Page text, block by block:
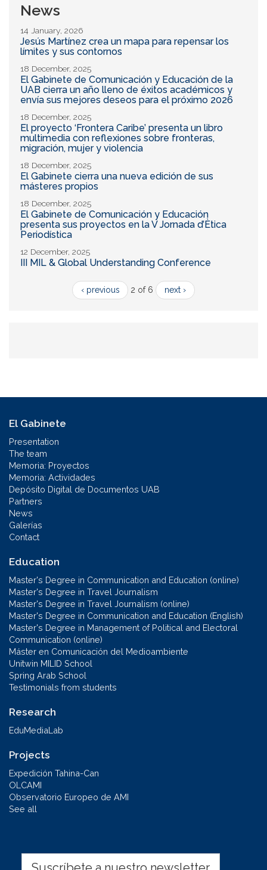
News
14 January, 2026
Jesús Martínez crea un mapa para repensar los
límites y sus contornos
18 December, 2025
El Gabinete de Comunicación y Educación de la
UAB cierra un año lleno de éxitos académicos y
envía sus mejores deseos para el próximo 2026
18 December, 2025
El proyecto ‘Frontera Caribe’ presenta un libro
multimedia con reflexiones sobre fronteras,
migración, mujer y violencia
18 December, 2025
El Gabinete cierra una nueva edición de sus
másteres propios
18 December, 2025
El Gabinete de Comunicación y Educación
presenta sus proyectos en la V Jornada d’Ètica
Periodística
12 December, 2025
III MIL & Global Understanding Conference
‹ previous 2 of 6 next ›
El Gabinete
Presentation
The team
Memoria: Proyectos
Memoria: Actividades
Depósito Digital de Documentos UAB
Partners
News
Galerías
Contact
Education
Master's Degree in Communication and Education (online)
Master's Degree in Travel Journalism
Master's Degree in Travel Journalism (online)
Master's Degree in Communication and Education (English)
Master's Degree in Management of Political and Electoral
Communication (online)
Máster en Comunicación del Medioambiente
Unitwin MILID School
Spring Arab School
Testimonials from students
Research
EduMediaLab
Projects
Expedición Tahina-Can
OLCAMI
Observatorio Europeo de AMI
See all